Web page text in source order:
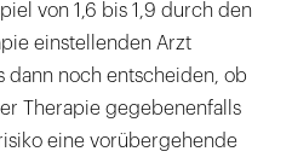
von 1,6 bis 1,9 durch den
einstellenden Arzt
dann noch entscheiden, ob
Therapie gegebenenfalls
eine vorübergehende